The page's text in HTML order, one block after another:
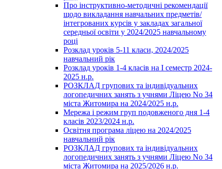
Про інструктивно-методичні рекомендації
щодо викладання навчальних предметів/
інтегрованих курсів у закладах загальної
середньої освіти у 2024/2025 навчальному
році
Розклад уроків 5-11 класи, 2024/2025
навчальний рік
Розклад уроків 1-4 класів на І семестр 2024-
2025 н.р.
РОЗКЛАД групових та індивідуальних
логопедичних занять з учнями Ліцею No 34
міста Житомира на 2024/2025 н.р.
Мережа і режим груп подовженого дня 1-4
класів 2023/2024 н.р.
Освітня програма ліцею на 2024/2025
навчальний рік
РОЗКЛАД групових та індивідуальних
логопедичних занять з учнями Ліцею No 34
міста Житомира на 2025/2026 н.р.